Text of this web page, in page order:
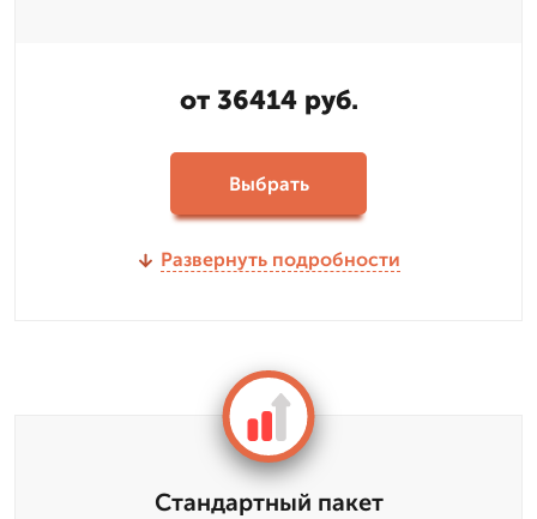
от 36414 руб.
Выбрать
Развернуть подробности
Стандартный пакет